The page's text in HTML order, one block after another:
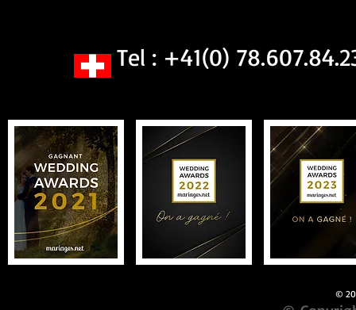
Tel : +41(0)
©